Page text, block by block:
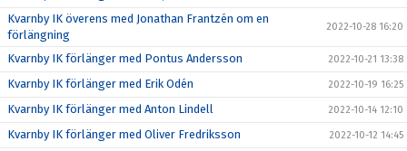
Kvarnby IK överens med Jonathan Frantzén om en
förlängning
2022-10-28 16:20
Kvarnby IK förlänger med Pontus Andersson 2022-10-21 13:38
Kvarnby IK förlänger med Erik Odén 2022-10-19 16:25
Kvarnby IK förlänger med Anton Lindell 2022-10-14 12:10
Kvarnby IK förlänger med Oliver Fredriksson 2022-10-12 14:45